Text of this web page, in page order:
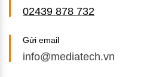
02439 878 732
Gửi email
info@mediatech.vn